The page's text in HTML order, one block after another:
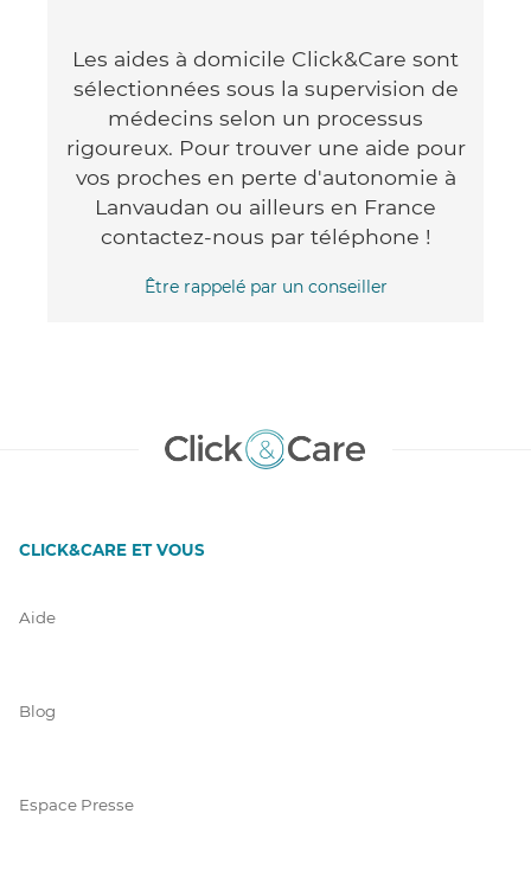
Les aides à domicile Click&Care sont
sélectionnées sous la supervision de
médecins selon un processus
rigoureux. Pour trouver une aide pour
vos proches en perte d'autonomie à
Lanvaudan ou ailleurs en France
contactez-nous par téléphone !
Être rappelé par un conseiller
CLICK&CARE ET VOUS
Aide
Blog
Espace Presse